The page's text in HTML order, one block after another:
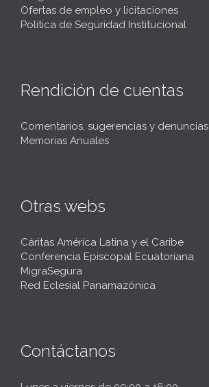
Ofertas de empleo y licitaciones
Política de Seguridad Institucional
Rendición de cuentas
Comentarios, sugerencias y denuncias
Memorias Anuales
Otras webs
Cáritas América Latina y el Caribe
Conferencia Episcopal Ecuatoriana
MigraSegura
Red Eclesial Panamazónica
Contáctanos